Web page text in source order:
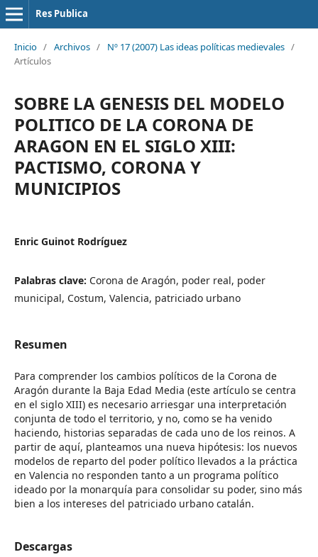
Res Publica
Inicio / Archivos / Nº 17 (2007) Las ideas políticas medievales /
Artículos
SOBRE LA GENESIS DEL MODELO
POLITICO DE LA CORONA DE
ARAGON EN EL SIGLO XIII:
PACTISMO, CORONA Y
MUNICIPIOS
Enric Guinot Rodríguez
Palabras clave: Corona de Aragón, poder real, poder
municipal, Costum, Valencia, patriciado urbano
Resumen
Para comprender los cambios políticos de la Corona de
Aragón durante la Baja Edad Media (este artículo se centra
en el siglo XIII) es necesario arriesgar una interpretación
conjunta de todo el territorio, y no, como se ha venido
haciendo, historias separadas de cada uno de los reinos. A
partir de aquí, planteamos una nueva hipótesis: los nuevos
modelos de reparto del poder político llevados a la práctica
en Valencia no responden tanto a un programa político
ideado por la monarquía para consolidar su poder, sino más
bien a los intereses del patriciado urbano catalán.
Descargas